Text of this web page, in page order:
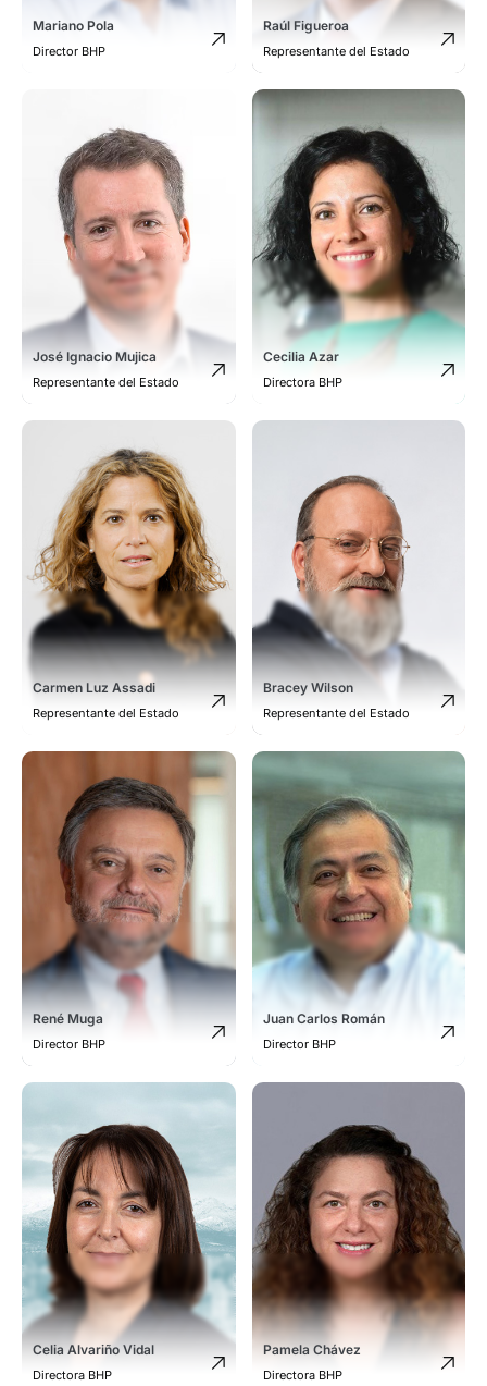
Mariano Pola
Director BHP
Raúl Figueroa
Representante del Estado
José Ignacio Mujica
Representante del Estado
Cecilia Azar
Directora BHP
Carmen Luz Assadi
Representante del Estado
Bracey Wilson
Representante del Estado
René Muga
Director BHP
Juan Carlos Román
Director BHP
Celia Alvariño Vidal
Directora BHP
Pamela Chávez
Directora BHP